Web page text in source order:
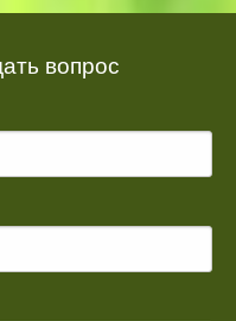
вопрос